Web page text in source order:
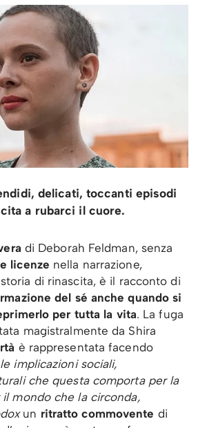
delicati, toccanti episodi
a rubarci il cuore.
di Deborah Feldman, senza
licenze nella narrazione,
di rinascita, è il racconto di
del sé anche quando si
per tutta la vita. La fuga
magistralmente da Shira
è rappresentata facendo
implicazioni sociali,
che questa comporta per la
mondo che la circonda,
un ritratto commovente di